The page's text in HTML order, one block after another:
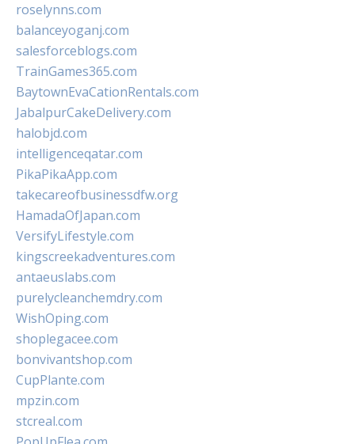
roselynns.com
balanceyoganj.com
salesforceblogs.com
TrainGames365.com
BaytownEvaCationRentals.com
JabalpurCakeDelivery.com
halobjd.com
intelligenceqatar.com
PikaPikaApp.com
takecareofbusinessdfw.org
HamadaOfJapan.com
VersifyLifestyle.com
kingscreekadventures.com
antaeuslabs.com
purelycleanchemdry.com
WishOping.com
shoplegacee.com
bonvivantshop.com
CupPlante.com
mpzin.com
stcreal.com